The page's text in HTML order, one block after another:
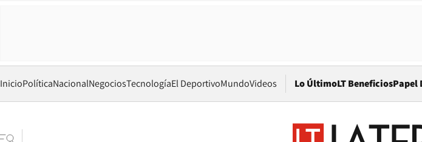
InicioPolíticaNacionalNegociosTecnologíaEl DeportivoMundoVideos Lo ÚltimoLT BeneficiosPapel